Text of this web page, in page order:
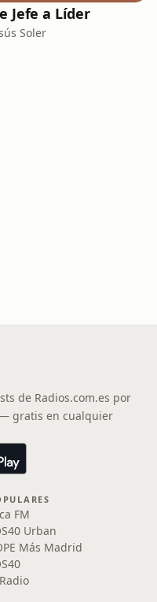
Jefe a Líder
Soler
de Radios.com.es por
gratis en cualquier
FM
Urban
Más Madrid